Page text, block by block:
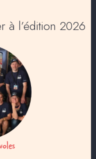
à l’édition 2026